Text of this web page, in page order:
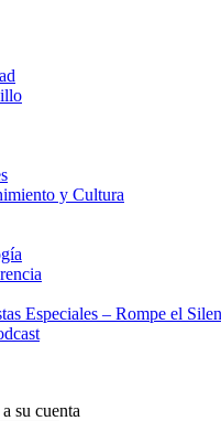
y Cultura
Especiales – Rompe el
su cuenta